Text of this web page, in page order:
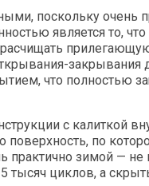
поскольку очень
является то,
закрывания
что полностью
с калиткой
по
практично зимой —
тысяч циклов, а